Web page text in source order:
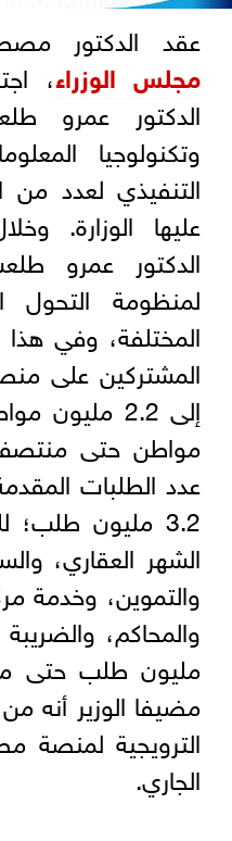
عقد الدكتور
مجلس الوزراء،
الدكتور عمرو
وتكنولوجيا
التنفيذي لعدد
عليها الوزارة.
الدكتور عمرو
لمنظومة التحول
المختلفة، وفي هذا
المشتركين على
مواطن حتى منتصف
عدد الطلبات
3.2 مليون
الشهر العقاري،
والتموين، وخدمة
مليون طلب حتى
مضيفا الوزير أنه
الترويجية لمنصة
الجاري.